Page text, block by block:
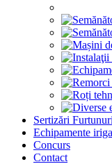
Sertizări
Echipamente
Concurs
Contact